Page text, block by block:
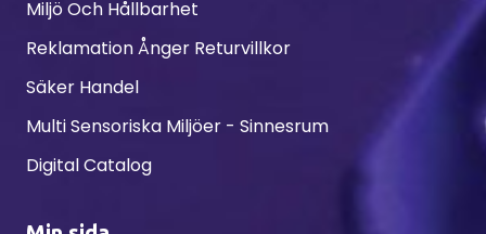
Miljö Och Hållbarhet
Reklamation Ånger Returvillkor
Säker Handel
Multi Sensoriska Miljöer - Sinnesrum
Digital Catalog